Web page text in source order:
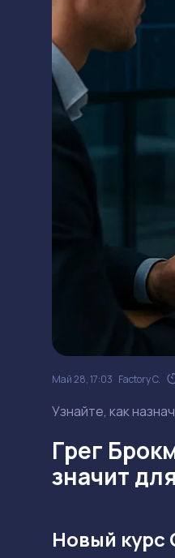
Май 28, 17:03 Factory C.
Узнайте, как
Грег
значит
Новый курс